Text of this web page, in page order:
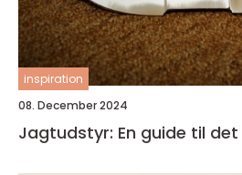
inspiration
08. December 2024
Jagtudstyr: En guide til